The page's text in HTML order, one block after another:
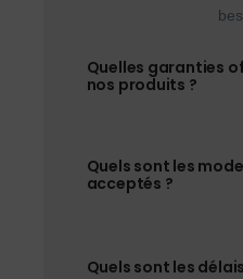
Quelles garanties
nos produits ?
Quels sont les
acceptés ?
Quels sont les